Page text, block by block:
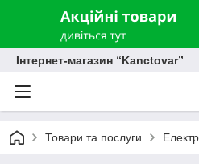
Інтернет-магазин “Kanctovar”
Товари та послуги